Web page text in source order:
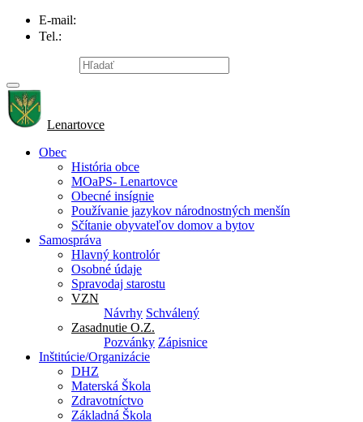
E-mail:
Tel.:
Lenartovce
Obec
História obce
MOaPS- Lenartovce
Obecné insígnie
Používanie jazykov národnostných menšín
Sčítanie obyvateľov domov a bytov
Samospráva
Hlavný kontrolór
Osobné údaje
Spravodaj starostu
VZN
Návrhy Schválený
Zasadnutie O.Z.
Pozvánky Zápisnice
Inštitúcie/Organizácie
DHZ
Materská Škola
Zdravotníctvo
Základná Škola